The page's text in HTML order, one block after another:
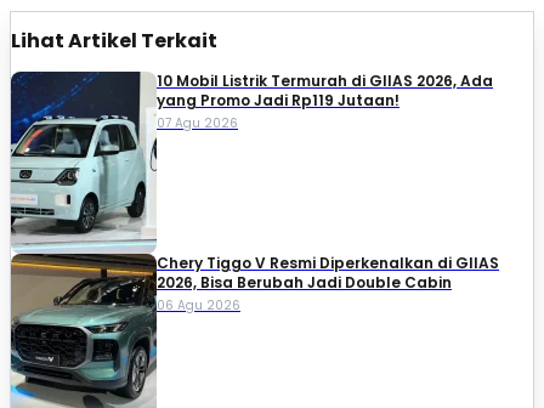
Lihat Artikel Terkait
10 Mobil Listrik Termurah di GIIAS 2026, Ada
yang Promo Jadi Rp119 Jutaan!
07 Agu 2026
Chery Tiggo V Resmi Diperkenalkan di GIIAS
2026, Bisa Berubah Jadi Double Cabin
06 Agu 2026